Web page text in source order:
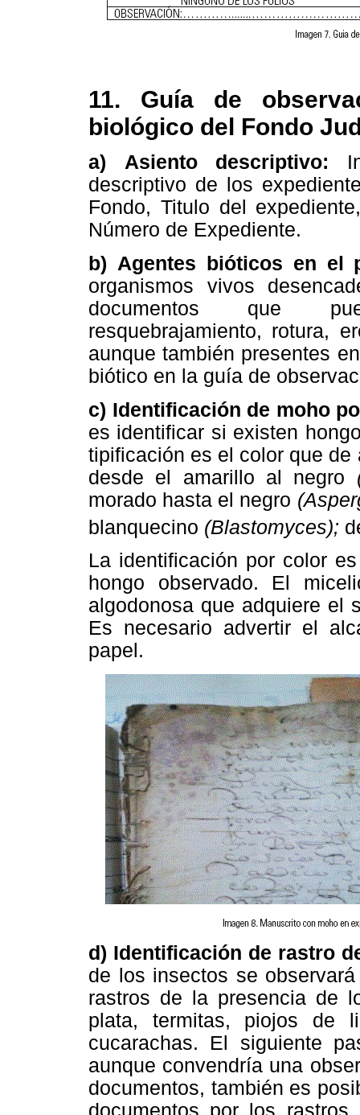
11. Guía de
biológico del Fondo
a) Asiento descriptivo:
descriptivo de los
Fondo, Titulo del
Número de Expediente.
b) Agentes bióticos en el
organismos vivos
documentos que
resquebrajamiento, rotura,
aunque también presentes
biótico en la guía de
c) Identificación de moho
es identificar si existen
tipificación es el color que
desde el amarillo al negro
morado hasta el negro
blanquecino (Blastomyces);
La identificación por color
hongo observado. El
algodonosa que adquiere el
Es necesario advertir el
papel.
d) Identificación de rastro
de los insectos se
rastros de la presencia de
plata, termitas, piojos de
cucarachas. El siguiente
aunque convendría una
documentos, también es
documentos por los